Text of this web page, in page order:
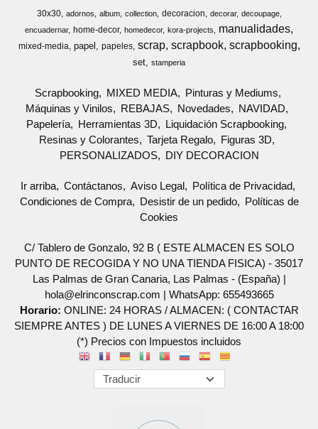
30x30 adornos album collection decoracion decorar
decoupage
encuadernar home-decor homedecor kora-projects manualidades
mixed-media papel papeles scrap scrapbook scrapbooking
set stamperia
Scrapbooking MIXED MEDIA
Pinturas y Mediums
Máquinas y Vinilos
REBAJAS Novedades
NAVIDAD
Papelería
Herramientas 3D
Liquidación Scrapbooking
Resinas y Colorantes
Tarjeta Regalo
Figuras 3D
PERSONALIZADOS
DIY DECORACION
Ir arriba Contáctanos Aviso Legal
Política de Privacidad
Condiciones de Compra
Desistir de un pedido
Políticas de
Cookies
C/ Tablero de Gonzalo, 92 B ( ESTE ALMACEN ES SOLO
PUNTO DE RECOGIDA Y NO UNA TIENDA FISICA) - 35017
Las Palmas de Gran Canaria, Las Palmas - (España) |
hola@elrinconscrap.com | WhatsApp: 655493665
Horario: ONLINE: 24 HORAS / ALMACEN: ( CONTACTAR
SIEMPRE ANTES ) DE LUNES A VIERNES DE 16:00 A 18:00
(*) Precios con Impuestos incluidos